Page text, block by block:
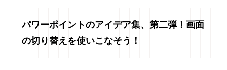
パワーポイントのアイデア集、第二弾！画面
の切り替えを使いこなそう！